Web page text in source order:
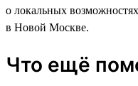
о локальных
в Новой Москве.
Что ещё